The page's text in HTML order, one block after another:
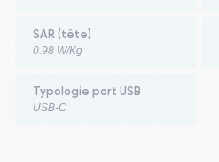
SAR (tête)
0.98 W/Kg
Typologie port USB
USB-C